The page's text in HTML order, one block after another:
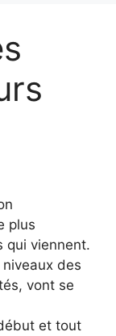
plus
qui viennent.
des
vont se
et tout